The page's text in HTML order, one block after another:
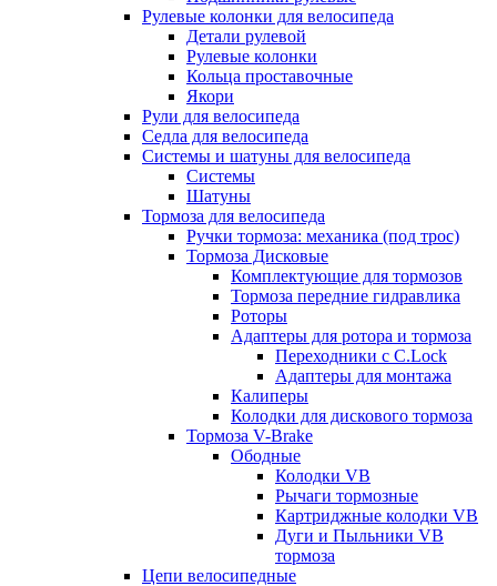
Рулевые колонки для велосипеда
Детали рулевой
Рулевые колонки
Кольца проставочные
Якори
Рули для велосипеда
Седла для велосипеда
Системы и шатуны для велосипеда
Системы
Шатуны
Тормоза для велосипеда
Ручки тормоза: механика (под трос)
Тормоза Дисковые
Комплектующие для тормозов
Тормоза передние гидравлика
Роторы
Адаптеры для ротора и тормоза
Переходники с C.Lock
Адаптеры для монтажа
Калиперы
Колодки для дискового тормоза
Тормоза V-Brake
Ободные
Колодки VB
Рычаги тормозные
Картриджные колодки VB
Дуги и Пыльники VB
тормоза
Цепи велосипедные